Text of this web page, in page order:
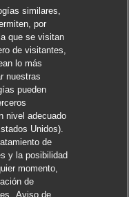
similares,
por
que se visitan
de visitantes,
lo más
nuestras
pueden
nivel adecuado
Unidos).
de
y la posibilidad
momento,
de
Aviso de